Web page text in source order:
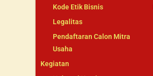
Kode Etik Bisnis
Legalitas
Pendaftaran Calon Mitra
Usaha
Kegiatan